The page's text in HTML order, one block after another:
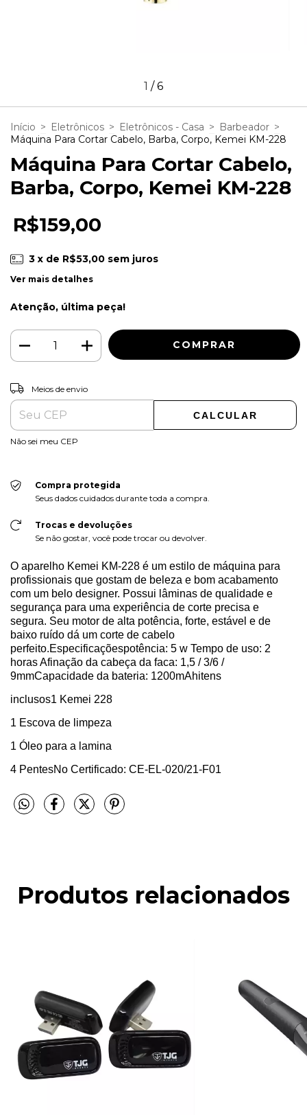
1 /6
Início > Eletrônicos > Eletrônicos - Casa > Barbeador >
Máquina Para Cortar Cabelo, Barba, Corpo, Kemei KM-228
Máquina Para Cortar Cabelo,
Barba, Corpo, Kemei KM-228
R$159,00
3 x de R$53,00 sem juros
Ver mais detalhes
Atenção, última peça!
Entregas para o CEP:
Meios de envio
CALCULAR
Não sei meu CEP
Compra protegida
Seus dados cuidados durante toda a compra.
Trocas e devoluções
Se não gostar, você pode trocar ou devolver.
O aparelho Kemei KM-228 é um estilo de máquina para
profissionais que gostam de beleza e bom acabamento
com um belo designer. Possui lâminas de qualidade e
segurança para uma experiência de corte precisa e
segura. Seu motor de alta potência, forte, estável e de
baixo ruído dá um corte de cabelo
perfeito.Especificaçõespotência: 5 w Tempo de uso: 2
horas Afinação da cabeça da faca: 1,5 / 3/6 /
9mmCapacidade da bateria: 1200mAhitens
inclusos1 Kemei 228
1 Escova de limpeza
1 Óleo para a lamina
4 PentesNo Certificado: CE-EL-020/21-F01
Produtos relacionados